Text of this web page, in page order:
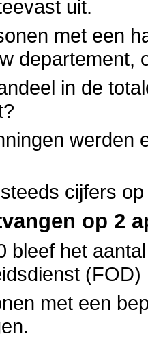
uit.
met een
departement,
in de
werden
cijfers
op 2
bleef het
met een